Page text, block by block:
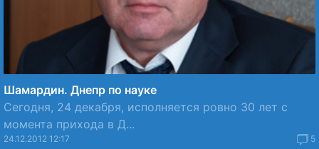
Шамардин. Днепр по науке
Cегодня, 24 декабря, исполняется ровно 30 лет с
момента прихода в Д...
24.12.2012 12:17 5